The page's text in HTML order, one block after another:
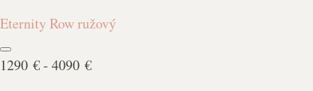
Eternity Row ružový
1290 € - 4090 €